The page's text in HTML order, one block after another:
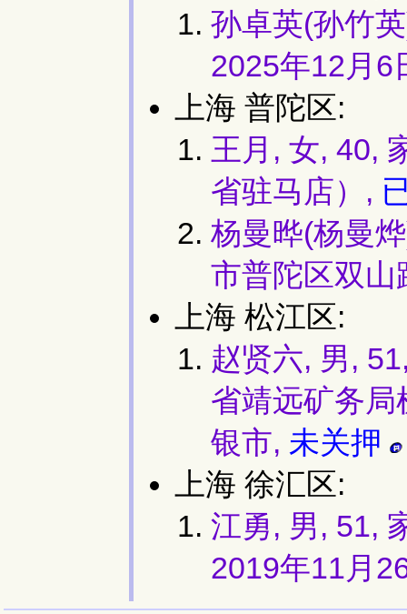
孙卓英(孙竹
2025年12月6
上海 普陀区:
王月, 女, 40,
省驻马店）,
杨曼晔(杨曼
市普陀区双
上海 松江区:
赵贤六, 男,
省靖远矿务
银市, 未关押
上海 徐汇区:
江勇, 男, 51,
2019年11月